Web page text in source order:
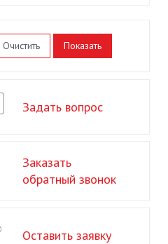
Очистить
Задать вопрос
Заказать
обратный звонок
Оставить заявку